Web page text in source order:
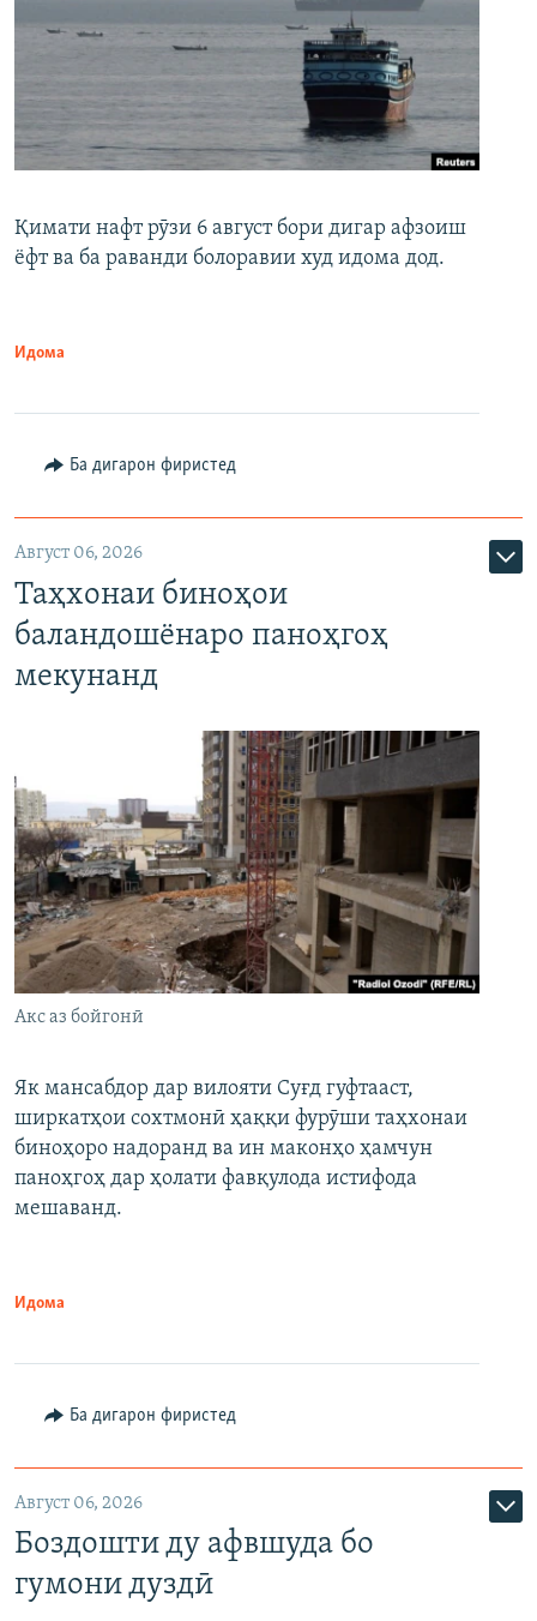
Қимати нафт рӯзи 6 август бори дигар афзоиш
ёфт ва ба раванди болоравии худ идома дод.
Идома
Ба дигарон фиристед
Август 06, 2026
Таҳхонаи биноҳои
баландошёнаро паноҳгоҳ
мекунанд
Акс аз бойгонӣ
Як мансабдор дар вилояти Суғд гуфтааст,
ширкатҳои сохтмонӣ ҳаққи фурӯши таҳхонаи
биноҳоро надоранд ва ин маконҳо ҳамчун
паноҳгоҳ дар ҳолати фавқулода истифода
мешаванд.
Идома
Ба дигарон фиристед
Август 06, 2026
Боздошти ду афвшуда бо
гумони дуздӣ